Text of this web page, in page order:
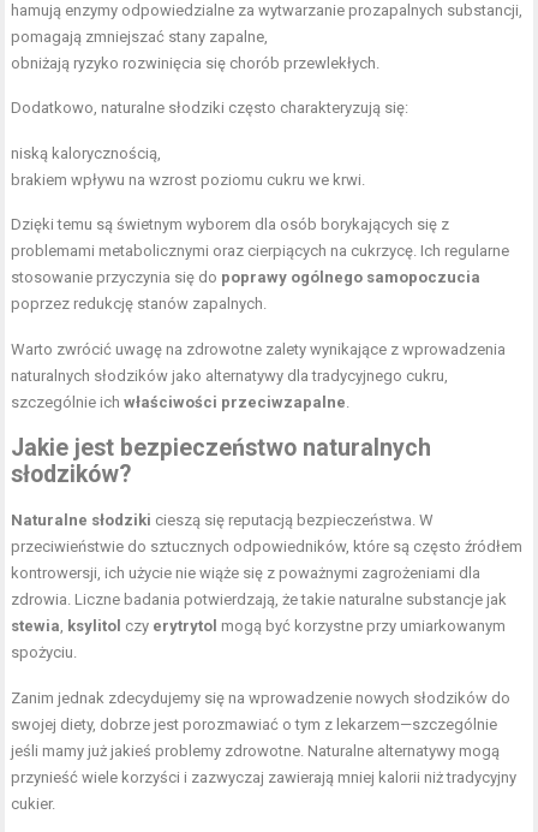
hamują enzymy odpowiedzialne za wytwarzanie prozapalnych substancji,
pomagają zmniejszać stany zapalne,
obniżają ryzyko rozwinięcia się chorób przewlekłych.
Dodatkowo, naturalne słodziki często charakteryzują się:
niską kalorycznością,
brakiem wpływu na wzrost poziomu cukru we krwi.
Dzięki temu są świetnym wyborem dla osób borykających się z
problemami metabolicznymi oraz cierpiących na cukrzycę. Ich regularne
stosowanie przyczynia się do poprawy ogólnego samopoczucia
poprzez redukcję stanów zapalnych.
Warto zwrócić uwagę na zdrowotne zalety wynikające z wprowadzenia
naturalnych słodzików jako alternatywy dla tradycyjnego cukru,
szczególnie ichwłaściwości przeciwzapalne.
Jakie jest bezpieczeństwo naturalnych
słodzików?
Naturalne słodziki cieszą się reputacją bezpieczeństwa. W
przeciwieństwie do sztucznych odpowiedników, które są często źródłem
kontrowersji, ich użycie nie wiąże się z poważnymi zagrożeniami dla
zdrowia. Liczne badania potwierdzają, że takie naturalne substancje jak
stewia, ksylitol czy erytrytol mogą być korzystne przy umiarkowanym
spożyciu.
Zanim jednak zdecydujemy się na wprowadzenie nowych słodzików do
swojej diety, dobrze jest porozmawiać o tym z lekarzem—szczególnie
jeśli mamy już jakieś problemy zdrowotne. Naturalne alternatywy mogą
przynieść wiele korzyści i zazwyczaj zawierają mniej kalorii niż tradycyjny
cukier.